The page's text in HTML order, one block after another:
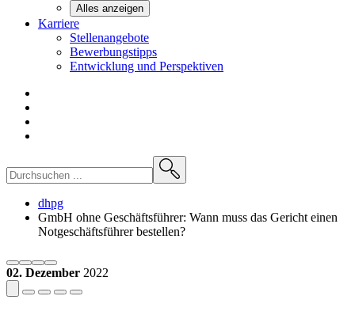
Alles anzeigen
Karriere
Stellenangebote
Bewerbungstipps
Entwicklung und Perspektiven
dhpg
GmbH ohne Geschäftsführer: Wann muss das Gericht einen
Notgeschäftsführer bestellen?
02. Dezember 2022